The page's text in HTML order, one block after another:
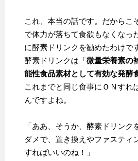
これ、本当の話です。だからこ
で体力が落ちて食欲もなくなっ
に酵素ドリンクを勧めたわけで
酵素ドリンクは「 微量栄養素の
能性食品素材として有効な発酵
これまでと同じ食事にＯＮすれ
んですよね。
「ああ、そうか、酵素ドリンク
ダメで、置き換えやファスティ
すればいいのね！」